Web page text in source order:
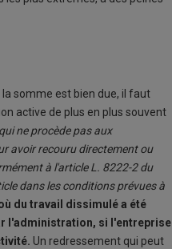
somme est bien due, il faut
active de plus en plus souvent
ne procède pas aux
avoir recouru directement ou
à l'article L. 8222-2 du
dans les conditions prévues à
du travail dissimulé a été
l'administration, si l'entreprise
Un redressement qui peut